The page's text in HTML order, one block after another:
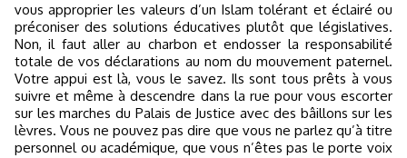
vous approprier les valeurs d’un Islam tolérant et éclairé ou
préconiser des solutions éducatives plutôt que législatives.
Non, il faut aller au charbon et endosser la responsabilité
totale de vos déclarations au nom du mouvement paternel.
Votre appui est là, vous le savez. Ils sont tous prêts à vous
suivre et même à descendre dans la rue pour vous escorter
sur les marches du Palais de Justice avec des bâillons sur les
lèvres. Vous ne pouvez pas dire que vous ne parlez qu’à titre
personnel ou académique, que vous n’êtes pas le porte voix